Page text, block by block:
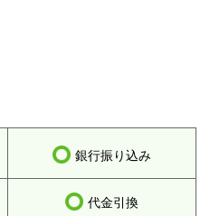
銀行振り込み
代金引換